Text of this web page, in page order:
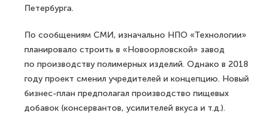
Петербурга.
По сообщениям СМИ, изначально НПО «Технологии»
планировало строить в «Новоорловской» завод
по производству полимерных изделий. Однако в 2018
году проект сменил учредителей и концепцию. Новый
бизнес-план предполагал производство пищевых
добавок (консервантов, усилителей вкуса и т.д.).